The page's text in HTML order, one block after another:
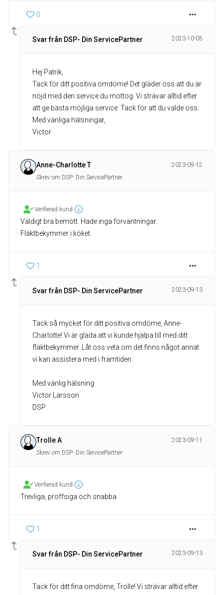
0
Svar från DSP- Din ServicePartner 2023-10-05
Hej Patrik,
Tack för ditt positiva omdöme! Det gläder oss att du är
nöjd med den service du mottog. Vi strävar alltid efter
att ge bästa möjliga service. Tack för att du valde oss.
Med vänliga hälsningar,
Victor
Anne-Charlotte T
2023-09-12
Skrev om DSP- Din ServicePartner
Verifierad kund
Väldigt bra bemött. Hade inga förväntningar.
Fläktbekymmer i köket.
1
Svar från DSP- Din ServicePartner 2023-09-13
Tack så mycket för ditt positiva omdöme, Anne-
Charlotte! Vi är glada att vi kunde hjälpa till med ditt
fläktbekymmer. Låt oss veta om det finns något annat
vi kan assistera med i framtiden.
Med vänlig hälsning.
Victor Larsson
DSP
Trolle A
2023-09-11
Skrev om DSP- Din ServicePartner
Verifierad kund
Trevliga, proffsiga och snabba.
1
Svar från DSP- Din ServicePartner 2023-09-13
Tack för ditt fina omdöme, Trolle! Vi strävar alltid efter